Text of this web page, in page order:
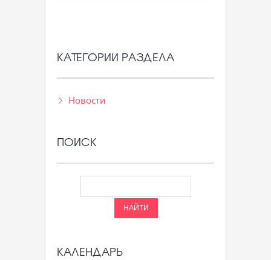
КАТЕГОРИИ РАЗДЕЛА
Новости
ПОИСК
КАЛЕНДАРЬ